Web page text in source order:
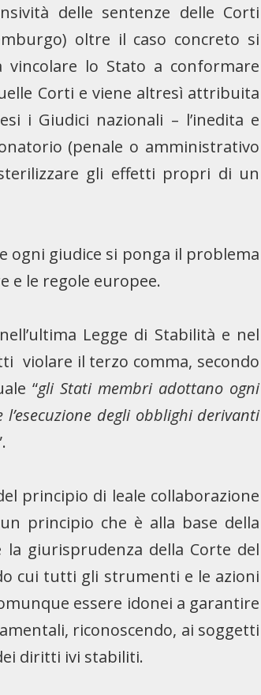
delle sentenze delle Corti
oltre il caso concreto si
lo Stato a conformare
Corti e viene altresì attribuita
i Giudici nazionali – l’inedita e
(penale o amministrativo
gli effetti propri di un
ogni giudice si ponga il problema
e le regole europee.
Legge di Stabilità e nel
violare il terzo comma, secondo
“gli Stati membri adottano ogni
degli obblighi derivanti
principio di leale collaborazione
principio che è alla base della
la giurisprudenza della Corte del
cui tutti gli strumenti e le azioni
essere idonei a garantire
riconoscendo, ai soggetti
diritti ivi stabiliti.